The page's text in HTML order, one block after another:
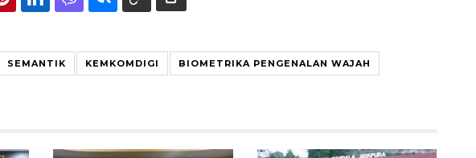
SEMANTIK KEMKOMDIGI BIOMETRIKA PENGENALAN WAJAH